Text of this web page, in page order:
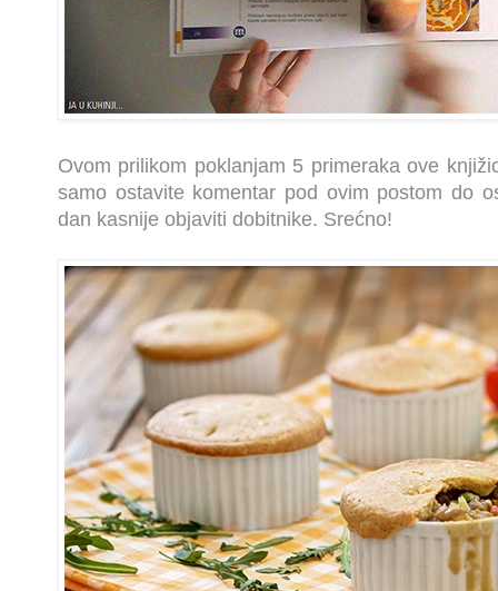
Ovom prilikom poklanjam 5 primeraka ove
samo ostavite komentar pod ovim postom do
dan kasnije objaviti dobitnike. Srećno!